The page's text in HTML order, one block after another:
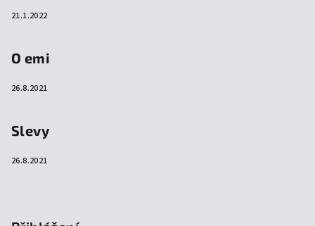
21.1.2022
O emi
26.8.2021
Slevy
26.8.2021